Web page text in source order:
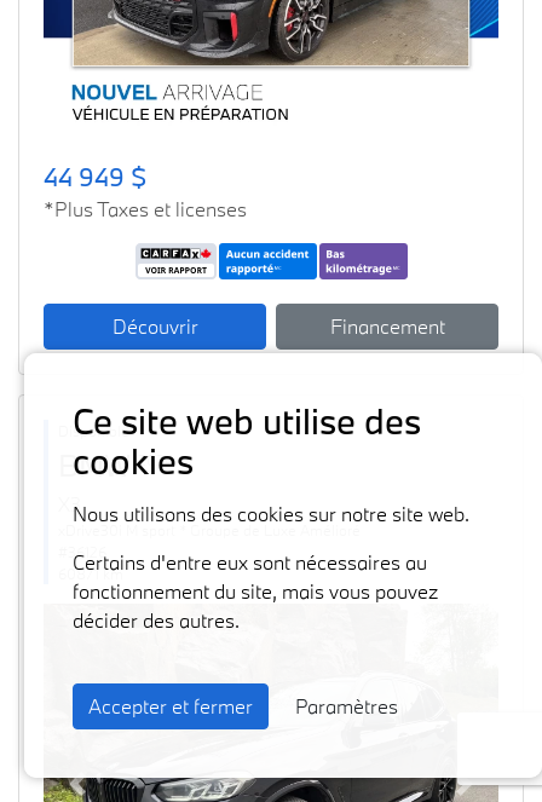
44 949 $
*Plus Taxes et licenses
Découvrir Financement
Disponible
BMW 2024
X3
#36126
60871 km
Previous Next
Ce site web utilise des
cookies
Nous utilisons des cookies sur notre site web.
Certains d'entre eux sont nécessaires au
fonctionnement du site, mais vous pouvez
décider des autres.
Accepter et fermer Paramètres